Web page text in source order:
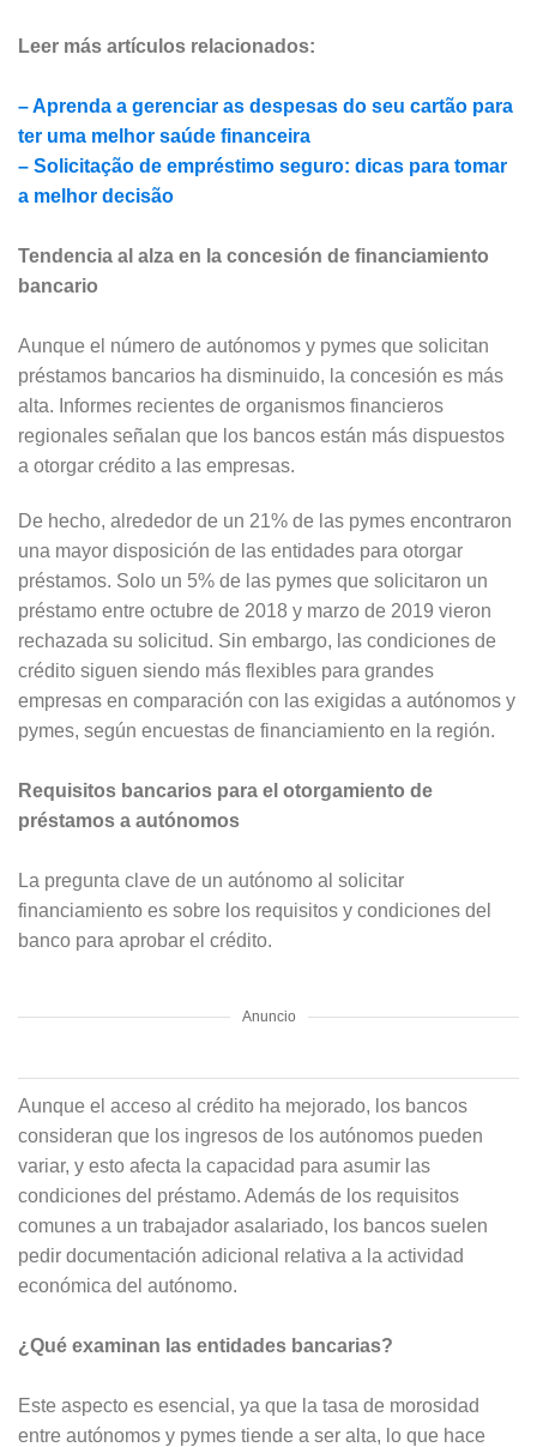
Leer más artículos relacionados:
– Aprenda a gerenciar as despesas do seu cartão para
ter uma melhor saúde financeira
– Solicitação de empréstimo seguro: dicas para tomar
a melhor decisão
Tendencia al alza en la concesión de financiamiento
bancario
Aunque el número de autónomos y pymes que solicitan
préstamos bancarios ha disminuido, la concesión es más
alta. Informes recientes de organismos financieros
regionales señalan que los bancos están más dispuestos
a otorgar crédito a las empresas.
De hecho, alrededor de un 21% de las pymes encontraron
una mayor disposición de las entidades para otorgar
préstamos. Solo un 5% de las pymes que solicitaron un
préstamo entre octubre de 2018 y marzo de 2019 vieron
rechazada su solicitud. Sin embargo, las condiciones de
crédito siguen siendo más flexibles para grandes
empresas en comparación con las exigidas a autónomos y
pymes, según encuestas de financiamiento en la región.
Requisitos bancarios para el otorgamiento de
préstamos a autónomos
La pregunta clave de un autónomo al solicitar
financiamiento es sobre los requisitos y condiciones del
banco para aprobar el crédito.
Anuncio
Aunque el acceso al crédito ha mejorado, los bancos
consideran que los ingresos de los autónomos pueden
variar, y esto afecta la capacidad para asumir las
condiciones del préstamo. Además de los requisitos
comunes a un trabajador asalariado, los bancos suelen
pedir documentación adicional relativa a la actividad
económica del autónomo.
¿Qué examinan las entidades bancarias?
Este aspecto es esencial, ya que la tasa de morosidad
entre autónomos y pymes tiende a ser alta, lo que hace